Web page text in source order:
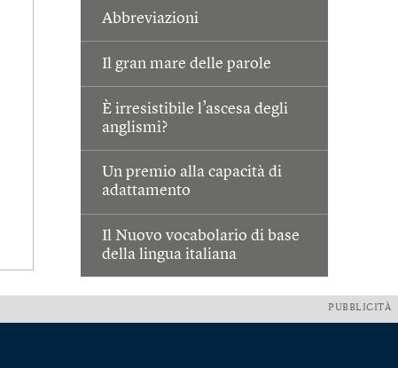
Abbreviazioni
Il gran mare delle parole
È irresistibile l’ascesa degli
anglismi?
Un premio alla capacità di
adattamento
Il Nuovo vocabolario di base
della lingua italiana
PUBBLICITÀ